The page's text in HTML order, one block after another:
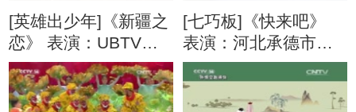
[英雄出少年]《新疆之
恋》 表演：UBTV小
主播河北廊坊大城分
中心
[七巧板]《快来吧》
表演：河北承德市围
场政府幼儿园